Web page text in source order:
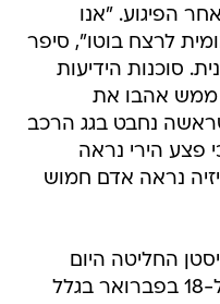
הפיגוע. "אנו
לרצח בוטו", סיפר
סוכנות הידיעות
ממש אהבו את
נחבט בגג הרכב
פצע הירי נראה
נראה אדם חמוש
החליטה היום
לדחות את הבחירות במדינה ל-18 בפברואר בגלל